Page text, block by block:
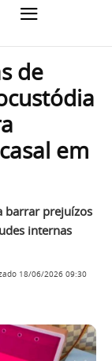
de
em
barrar prejuízos
internas
18/06/2026 09:30